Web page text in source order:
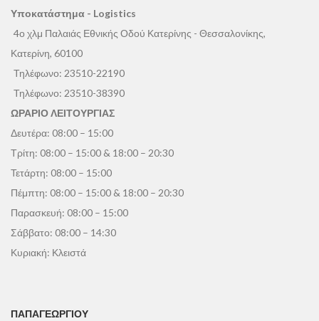
Υποκατάστημα - Logistics
4ο χλμ Παλαιάς Εθνικής Οδού Κατερίνης - Θεσσαλονίκης,
Κατερίνη, 60100
Τηλέφωνο: 23510-22190
Τηλέφωνο: 23510-38390
ΩΡΑΡΙΟ ΛΕΙΤΟΥΡΓΙΑΣ
Δευτέρα: 08:00 – 15:00
Τρίτη: 08:00 – 15:00 & 18:00 – 20:30
Τετάρτη: 08:00 – 15:00
Πέμπτη: 08:00 – 15:00 & 18:00 – 20:30
Παρασκευή: 08:00 – 15:00
Σάββατο: 08:00 – 14:30
Κυριακή: Κλειστά
ΠΑΠΑΓΕΩΡΓΊΟΥ